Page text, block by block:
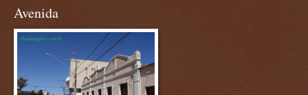
Avenida